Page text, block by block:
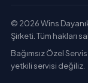
© 2026 Wins
Şirketi. Tüm hakları
Bağımsız Özel
yetkili servisi değiliz.